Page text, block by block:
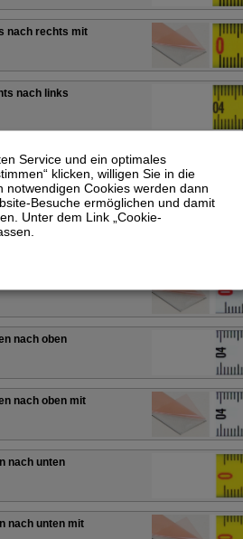
nach rechts mit
nach links
nach links mit
nach unten
nach unten mit
nach oben
nach oben mit
nach unten
nach unten mit
Service und ein optimales
klicken, willigen Sie in die
notwendigen Cookies werden dann
Besuche ermöglichen und damit
Unter dem Link „Cookie-